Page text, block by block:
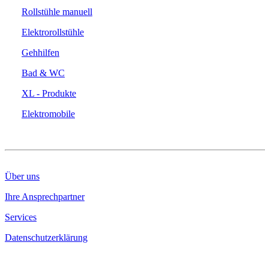
Rollstühle manuell
Elektrorollstühle
Gehhilfen
Bad & WC
XL - Produkte
Elektromobile
Über uns
Ihre Ansprechpartner
Services
Datenschutzerklärung